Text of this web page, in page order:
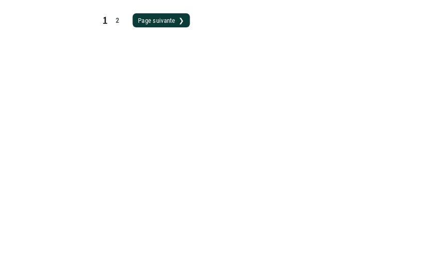
1 2 Page suivante ❯